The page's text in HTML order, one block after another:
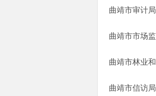
曲靖市审计局
曲靖市市场
曲靖市林业
曲靖市信访局